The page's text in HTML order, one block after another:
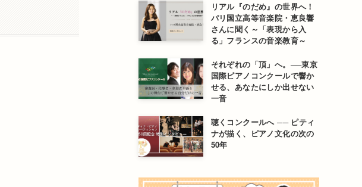
リアル『のだめ』の世界へ！
パリ国立高等音楽院・恵良響
さんに聞く～「表現から入
る」フランスの音楽教育～
それぞれの「頂」へ。──東京
国際ピアノコンクールで響か
せる、あなたにしか出せない
一音
聴くコンクールへ ── ピティ
ナが描く、ピアノ文化の次の
50年